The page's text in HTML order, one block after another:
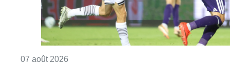
07 août 2026